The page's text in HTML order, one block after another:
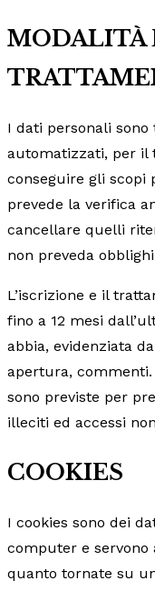
MODALITÀ
I dati personali
automatizzati, per il
conseguire gli scopi
prevede la verifica
cancellare quelli
non preveda
L’iscrizione e il
fino a 12 mesi
abbia, evidenziata
apertura,
sono previste per
illeciti ed accessi
COOKIES
I cookies sono dei
computer e servono
quanto tornate su